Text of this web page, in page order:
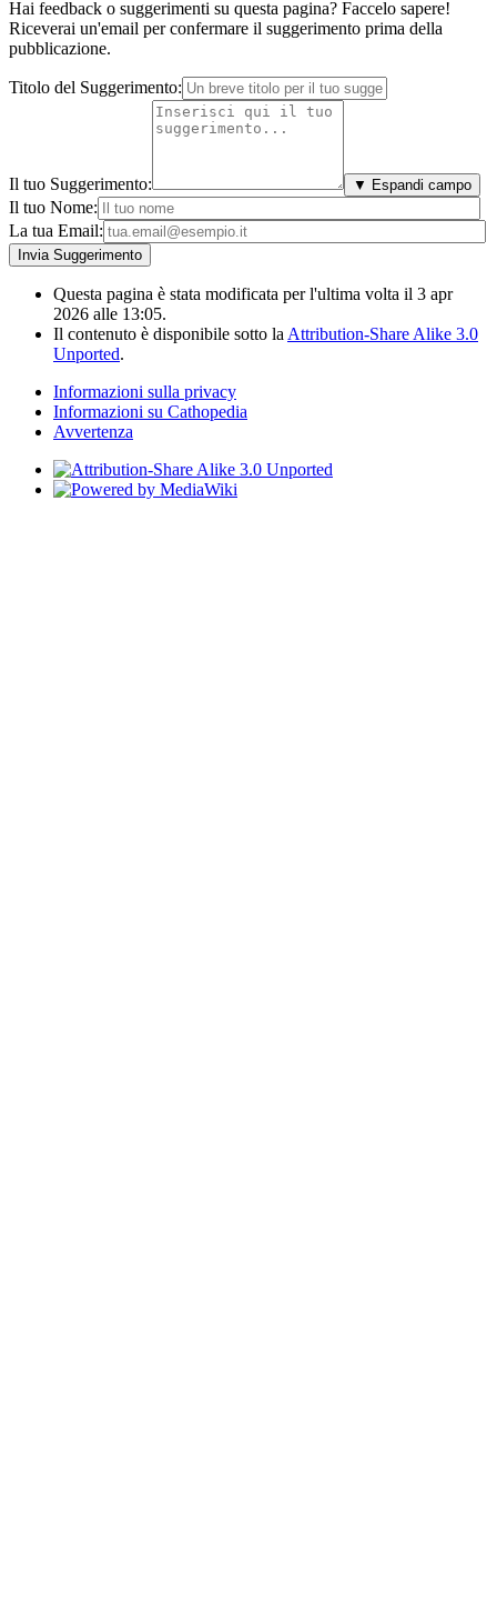
Hai feedback o suggerimenti su questa pagina? Faccelo sapere!
Riceverai un'email per confermare il suggerimento prima della
pubblicazione.
Titolo del Suggerimento:
Il tuo Suggerimento: ▼ Espandi campo
Il tuo Nome:
La tua Email:
Questa pagina è stata modificata per l'ultima volta il 3 apr
2026 alle 13:05.
Il contenuto è disponibile sotto la Attribution-Share Alike 3.0
Unported.
Informazioni sulla privacy
Informazioni su Cathopedia
Avvertenza